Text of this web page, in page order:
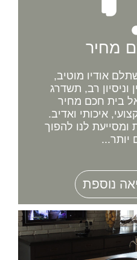
מחיר
אודיו מוטיב,
וניסיון רב, תשדרג
בית חכם מחיר
איכותי ואדיב.
ומסייעת לנו להפוך
יותר...
נוספת